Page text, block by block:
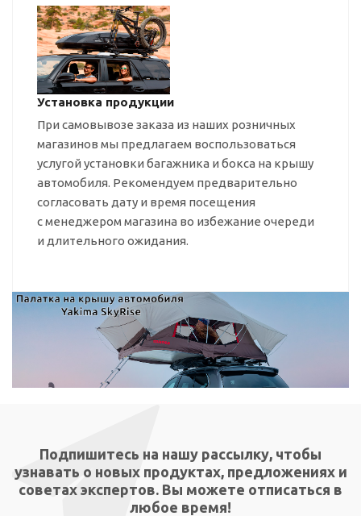
Установка продукции
При самовывозе заказа из наших розничных
магазинов мы предлагаем воспользоваться
услугой установки багажника и бокса на крышу
автомобиля. Рекомендуем предварительно
согласовать дату и время посещения
с менеджером магазина во избежание очереди
и длительного ожидания.
Подпишитесь на нашу рассылку, чтобы
узнавать о новых продуктах, предложениях и
советах экспертов. Вы можете отписаться в
любое время!